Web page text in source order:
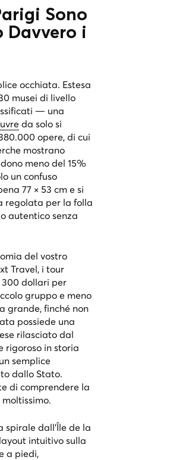
Sono
Davvero i
occhiata. Estesa
musei di livello
— una
da solo si
opere, di cui
mostrano
meno del 15%
un confuso
77 × 53 cm e si
regolata per la folla
autentico senza
del vostro
Travel, i tour
dollari per
gruppo e meno
grande, finché non
possiede una
rilasciato dal
rigoroso in storia
semplice
dallo Stato.
di comprendere la
spirale dall’Île de la
intuitivo sulla
a piedi,